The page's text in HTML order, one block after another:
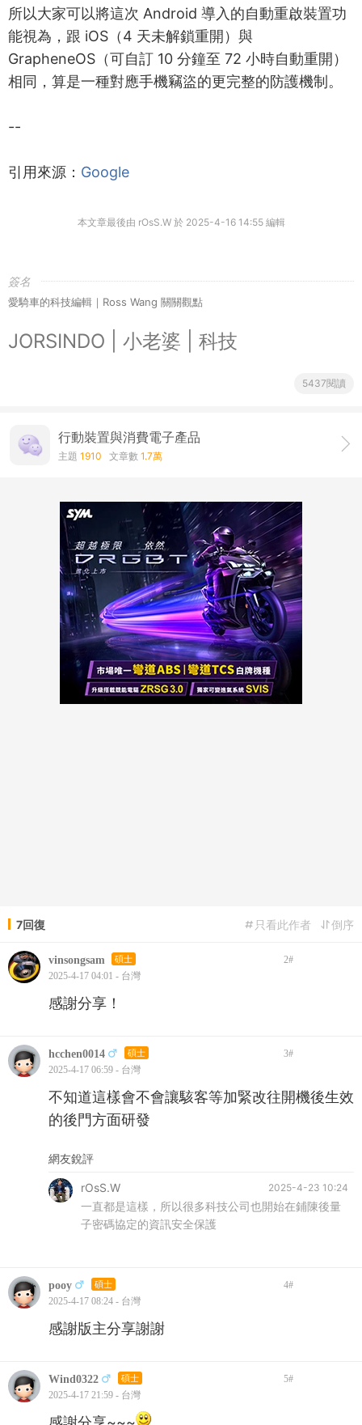
所以大家可以將這次 Android 導入的自動重啟裝置功
能視為，跟 iOS（4 天未解鎖重開）與
GrapheneOS（可自訂 10 分鐘至 72 小時自動重開）
相同，算是一種對應手機竊盜的更完整的防護機制。
--
引用來源： Google
本文章最後由 rOsS.W 於 2025-4-16 14:55 編輯
簽名
愛騎車的科技編輯｜Ross Wang 關關觀點
JORSINDO | 小老婆 | 科技
5437閱讀
行動裝置與消費電子產品
主題 1910 文章數 1.7萬
7回復 倒序
只看此作者
vinsongsam 碩士 2#
2025-4-17 04:01 - 台灣
感謝分享！
hcchen0014 碩士 3#
2025-4-17 06:59 - 台灣
不知道這樣會不會讓駭客等加緊改往開機後生效
的後門方面研發
網友銳評
2025-4-23 10:24
rOsS.W
一直都是這樣，所以很多科技公司也開始在鋪陳後量
子密碼協定的資訊安全保護
pooy 碩士 4#
2025-4-17 08:24 - 台灣
感謝版主分享謝謝
Wind0322 碩士 5#
2025-4-17 21:59 - 台灣